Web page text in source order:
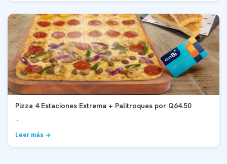
Pizza 4 Estaciones Extrema + Palitroques por Q64.50
...
Leer más →